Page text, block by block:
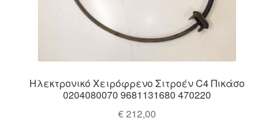
Πολιτική Απορρήτου
Ηλεκτρονικό Χειρόφρενο Σιτροέν C4 Πικάσο
0204080070 9681131680 470220
€212,00